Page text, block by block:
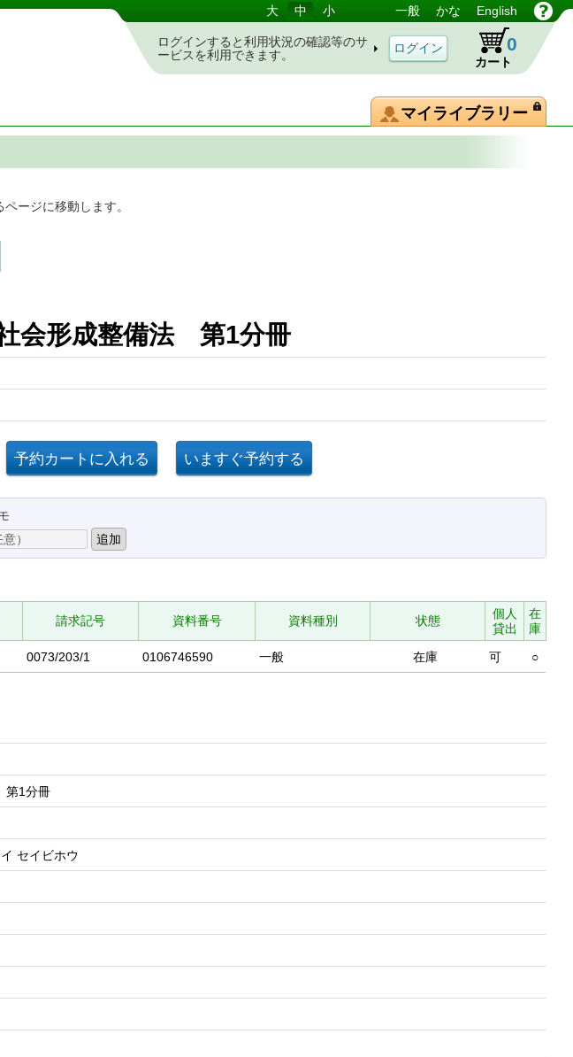
大 中 小 一般 かな English
ログインすると利用状況の確認等のサ
ービスを利用できます。
カート
0
マイライブラリー
ージに移動します。
会形成整備法 第1分冊
請求記号 資料番号 資料種別 状態
個人
貸出
在
庫
0073/203/1 0106746590 一般 在庫 可 ○
第1分冊
セイビホウ